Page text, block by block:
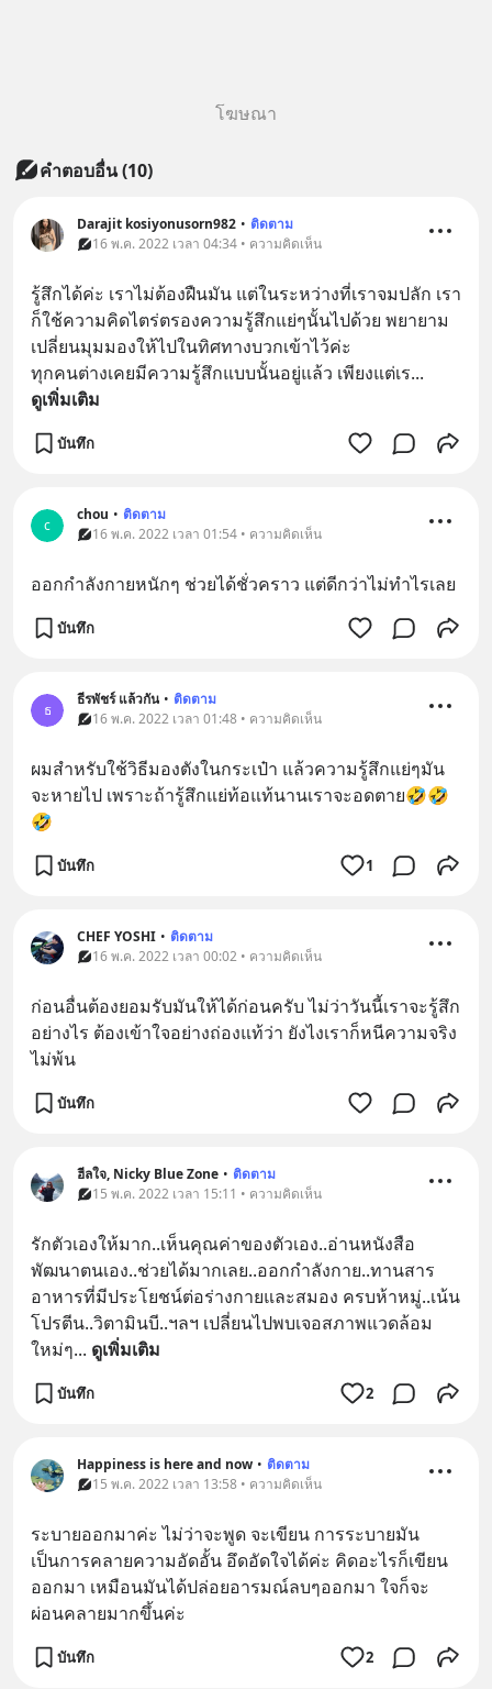
โฆษณา
คำตอบอื่น(10)
Darajit kosiyonusorn982 • ติดตาม
16 พ.ค. 2022 เวลา 04:34 • ความคิดเห็น
รู้สึกได้ค่ะ เราไม่ต้องฝืนมัน แต่ในระหว่างที่เราจมปลัก เรา
ก็ใช้ความคิดไตร่ตรองความรู้สึกแย่ๆนั้นไปด้วย พยายาม
เปลี่ยนมุมมองให้ไปในทิศทางบวกเข้าไว้ค่ะ
ทุกคนต่างเคยมีความรู้สึกแบบนั้นอยู่แล้ว เพียงแต่เร...
ดูเพิ่มเติม
บันทึก
c
chou • ติดตาม
16 พ.ค. 2022 เวลา 01:54 • ความคิดเห็น
ออกกำลังกายหนักๆ ช่วยได้ชั่วคราว แต่ดีกว่าไม่ทำไรเลย
บันทึก
ธ
ธีรพัชร์ แล้วกัน • ติดตาม
16 พ.ค. 2022 เวลา 01:48 • ความคิดเห็น
ผมสำหรับใช้วิธีมองตังในกระเป๋า แล้วความรู้สึกแย่ๆมัน
จะหายไป เพราะถ้ารู้สึกแย่ท้อแท้นานเราจะอดตาย🤣🤣
🤣
บันทึก 1
CHEF YOSHI • ติดตาม
16 พ.ค. 2022 เวลา 00:02 • ความคิดเห็น
ก่อนอื่นต้องยอมรับมันให้ได้ก่อนครับ ไม่ว่าวันนี้เราจะรู้สึก
อย่างไร ต้องเข้าใจอย่างถ่องแท้ว่า ยังไงเราก็หนีความจริง
ไม่พ้น
บันทึก
ฮีลใจ, Nicky Blue Zone • ติดตาม
15 พ.ค. 2022 เวลา 15:11 • ความคิดเห็น
รักตัวเองให้มาก..เห็นคุณค่าของตัวเอง..อ่านหนังสือ
พัฒนาตนเอง..ช่วยได้มากเลย..ออกกำลังกาย..ทานสาร
อาหารที่มีประโยชน์ต่อร่างกายและสมอง ครบห้าหมู่..เน้น
โปรตีน..วิตามินบี..ฯลฯ เปลี่ยนไปพบเจอสภาพแวดล้อม
ใหม่ๆ... ดูเพิ่มเติม
บันทึก 2
Happiness is here and now • ติดตาม
15 พ.ค. 2022 เวลา 13:58 • ความคิดเห็น
ระบายออกมาค่ะ ไม่ว่าจะพูด จะเขียน การระบายมัน
เป็นการคลายความอัดอั้น อึดอัดใจได้ค่ะ คิดอะไรก็เขียน
ออกมา เหมือนมันได้ปล่อยอารมณ์ลบๆออกมา ใจก็จะ
ผ่อนคลายมากขึ้นค่ะ
บันทึก 2